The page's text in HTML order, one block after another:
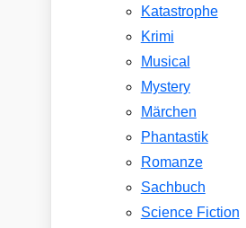
Katastrophe
Krimi
Musical
Mystery
Märchen
Phantastik
Romanze
Sachbuch
Science Fiction